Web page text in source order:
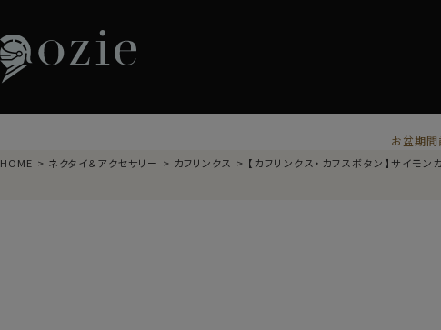
お盆期
HOME ネクタイ＆アクセサリー カフリンクス 【カフリンクス・カフスボタン】サイ